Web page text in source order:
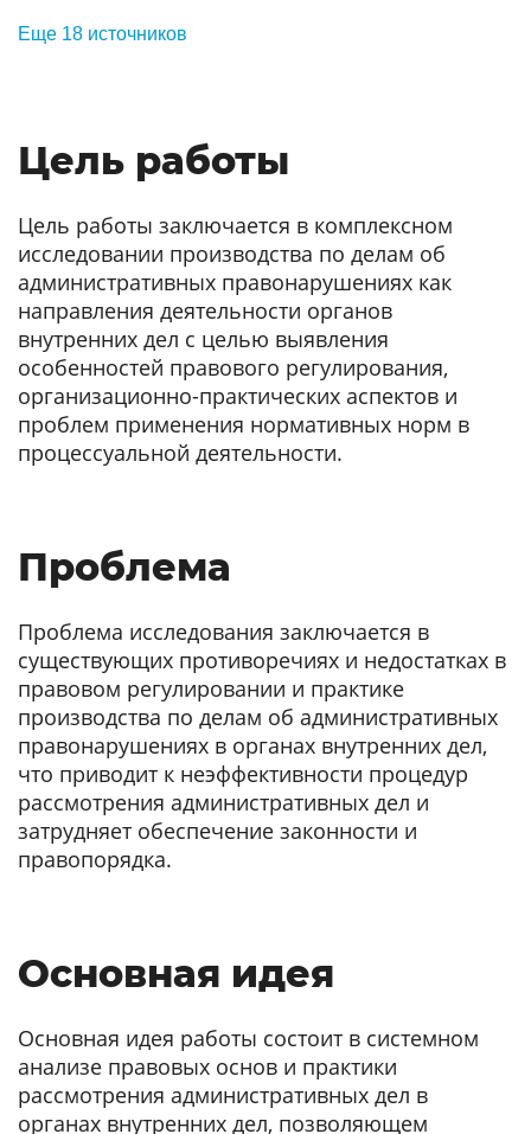
Еще 18 источников
Цель работы
Цель работы заключается в комплексном
исследовании производства по делам об
административных правонарушениях как
направления деятельности органов
внутренних дел с целью выявления
особенностей правового регулирования,
организационно-практических аспектов и
проблем применения нормативных норм в
процессуальной деятельности.
Проблема
Проблема исследования заключается в
существующих противоречиях и недостатках в
правовом регулировании и практике
производства по делам об административных
правонарушениях в органах внутренних дел,
что приводит к неэффективности процедур
рассмотрения административных дел и
затрудняет обеспечение законности и
правопорядка.
Основная идея
Основная идея работы состоит в системном
анализе правовых основ и практики
рассмотрения административных дел в
органах внутренних дел, позволяющем